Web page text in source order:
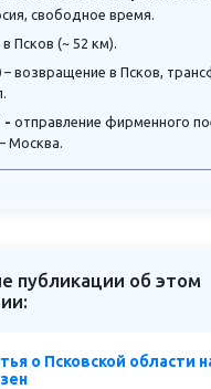
свободное время.
Псков (~ 52 км).
– возвращение в Псков,
- отправление фирменного
Москва.
публикации об этом
о Псковской области